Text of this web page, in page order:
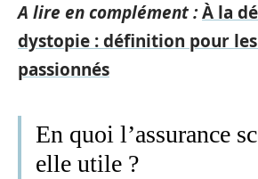
A lire en complément :À la
dystopie : définition pour
passionnés
En quoi l’assurance
elle utile ?